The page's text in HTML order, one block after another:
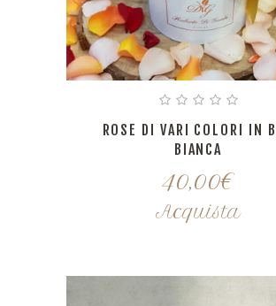
ROSE DI VARI COLORI IN
BIANCA
40,00€
Acquista